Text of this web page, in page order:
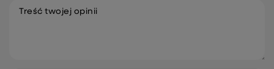
Treść twojej opinii